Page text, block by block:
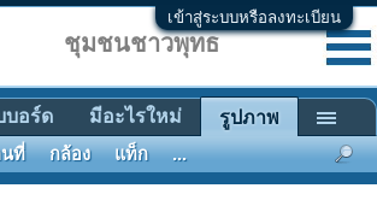
เข้าสู่ระบบหรือลงทะเบียน
ชุมชนชาวพุทธ
บอร์ด มีอะไรใหม่ รูปภาพ
ที่ กล้อง แท็ก ...